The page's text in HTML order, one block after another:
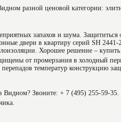
разной ценовой категории:
запахов и шума.
двери в квартиру серий SH
Хорошее решение –
от промерзания в холодный
перепадов температур конструкцию
Видном? Звоните: + 7 (495) 255-59-